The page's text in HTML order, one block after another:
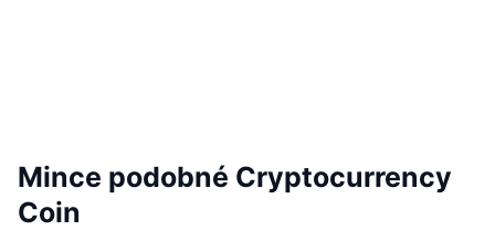
Mince podobné Cryptocurrency
Coin